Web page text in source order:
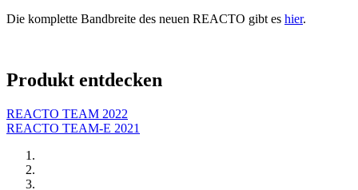
Die komplette Bandbreite des neuen REACTO gibt es hier.
Produkt entdecken
REACTO TEAM 2022
REACTO TEAM-E 2021